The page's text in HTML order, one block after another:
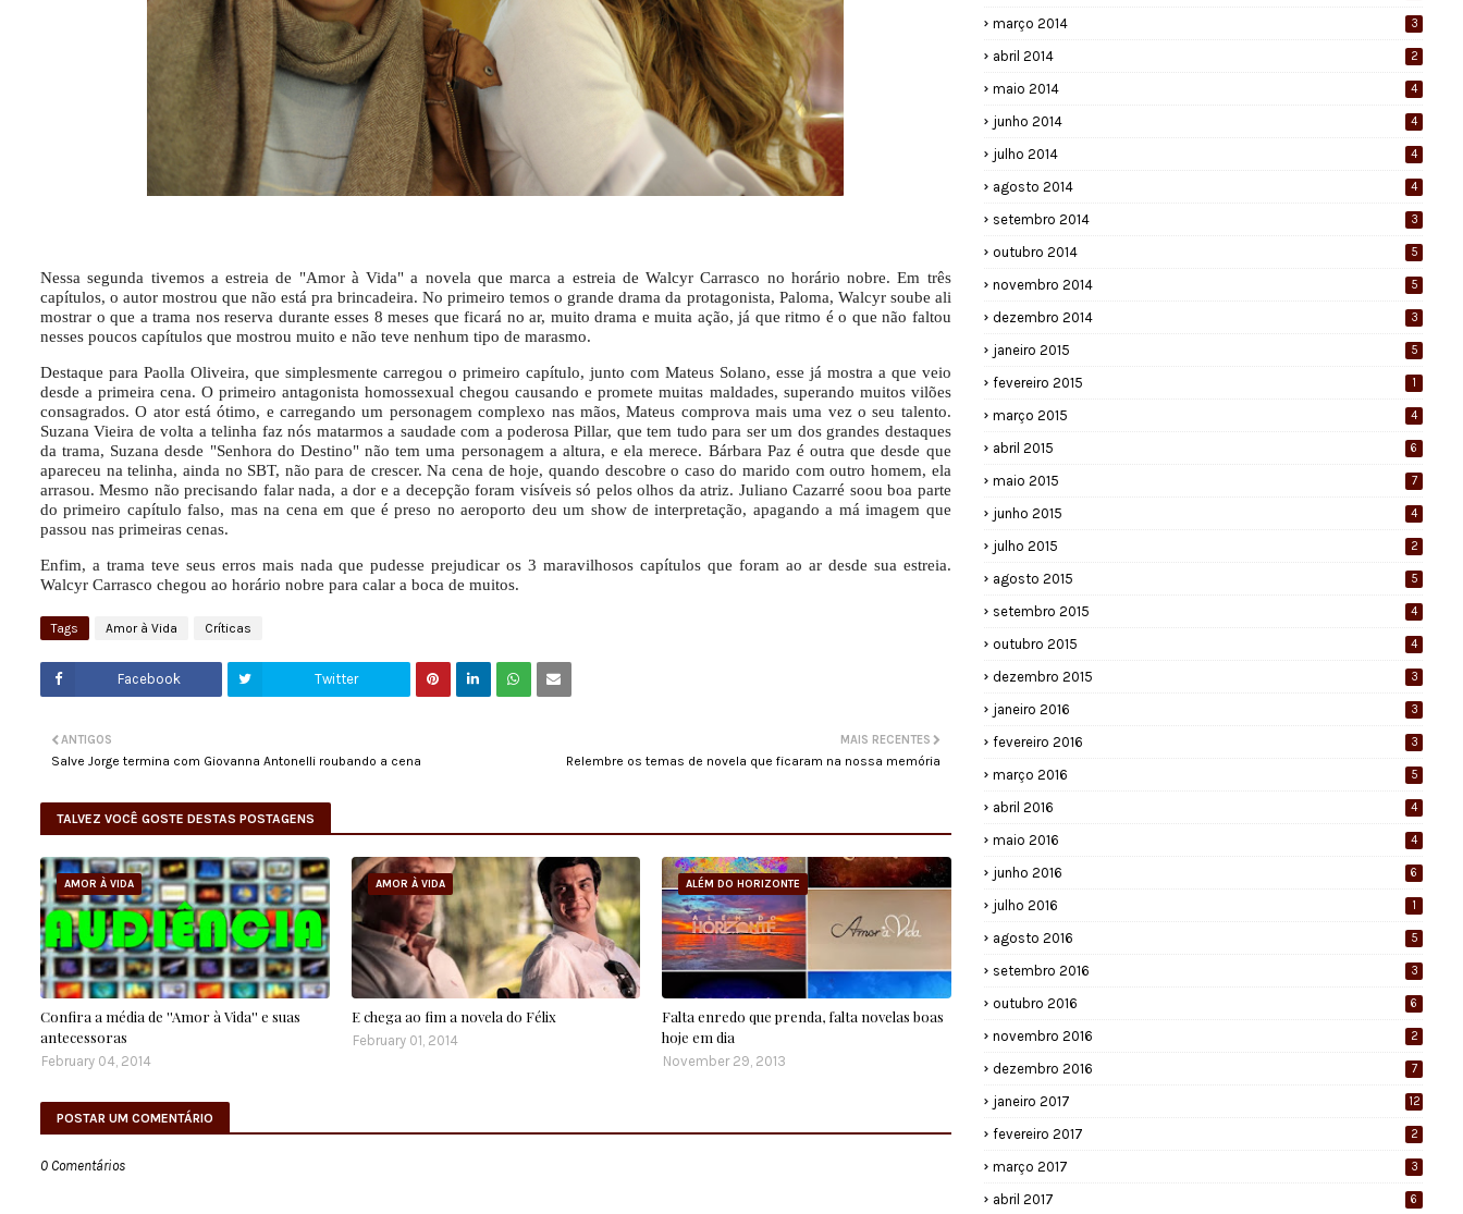
Nessa segunda tivemos a estreia de "Amor à Vida" a novela que marca a estreia de Walcyr Carrasco no horário nobre. Em três
capítulos, o autor mostrou que não está pra brincadeira. No primeiro temos o grande drama da protagonista, Paloma, Walcyr soube ali
mostrar o que a trama nos reserva durante esses 8 meses que ficará no ar, muito drama e muita ação, já que ritmo é o que não faltou
nesses poucos capítulos que mostrou muito e não teve nenhum tipo de marasmo.
Destaque para Paolla Oliveira, que simplesmente carregou o primeiro capítulo, junto com Mateus Solano, esse já mostra a que veio
desde a primeira cena. O primeiro antagonista homossexual chegou causando e promete muitas maldades, superando muitos vilões
consagrados. O ator está ótimo, e carregando um personagem complexo nas mãos, Mateus comprova mais uma vez o seu talento.
Suzana Vieira de volta a telinha faz nós matarmos a saudade com a poderosa Pillar, que tem tudo para ser um dos grandes destaques
da trama, Suzana desde "Senhora do Destino" não tem uma personagem a altura, e ela merece. Bárbara Paz é outra que desde que
apareceu na telinha, ainda no SBT, não para de crescer. Na cena de hoje, quando descobre o caso do marido com outro homem, ela
arrasou. Mesmo não precisando falar nada, a dor e a decepção foram visíveis só pelos olhos da atriz. Juliano Cazarré soou boa parte
do primeiro capítulo falso, mas na cena em que é preso no aeroporto deu um show de interpretação, apagando a má imagem que
passou nas primeiras cenas.
Enfim, a trama teve seus erros mais nada que pudesse prejudicar os 3 maravilhosos capítulos que foram ao ar desde sua estreia.
Walcyr Carrasco chegou ao horário nobre para calar a boca de muitos.
Tags Amor à Vida Críticas
Facebook Twitter
MAIS RECENTES
Relembre os temas de novela que ficaram na nossa memória
ANTIGOS
Salve Jorge termina com Giovanna Antonelli roubando a cena
TALVEZ VOCÊ GOSTE DESTAS POSTAGENS
AMOR À VIDA
Confira a média de ''Amor à Vida'' e suas
antecessoras
February 04, 2014
AMOR À VIDA
E chega ao fim a novela do Félix
February 01, 2014
ALÉM DO HORIZONTE
Falta enredo que prenda, falta novelas boas
hoje em dia
November 29, 2013
POSTAR UM COMENTÁRIO
0 Comentários
março 2014 3
abril 2014 2
maio 2014 4
junho 2014 4
julho 2014 4
agosto 2014 4
setembro 2014 3
outubro 2014 5
novembro 2014 5
dezembro 2014 3
janeiro 2015 5
fevereiro 2015 1
março 2015 4
abril 2015 6
maio 2015 7
junho 2015 4
julho 2015 2
agosto 2015 5
setembro 2015 4
outubro 2015 4
dezembro 2015 3
janeiro 2016 3
fevereiro 2016 3
março 2016 5
abril 2016 4
maio 2016 4
junho 2016 6
julho 2016 1
agosto 2016 5
setembro 2016 3
outubro 2016 6
novembro 2016 2
dezembro 2016 7
janeiro 2017 12
fevereiro 2017 2
março 2017 3
abril 2017 6